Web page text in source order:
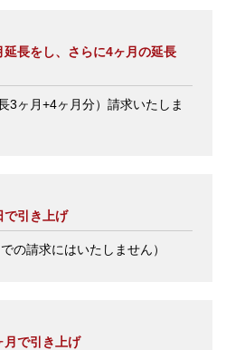
長をし、さらに4ヶ月の延長
3ヶ月+4ヶ月分）請求いたしま
で引き上げ
の請求にはいたしません）
月で引き上げ